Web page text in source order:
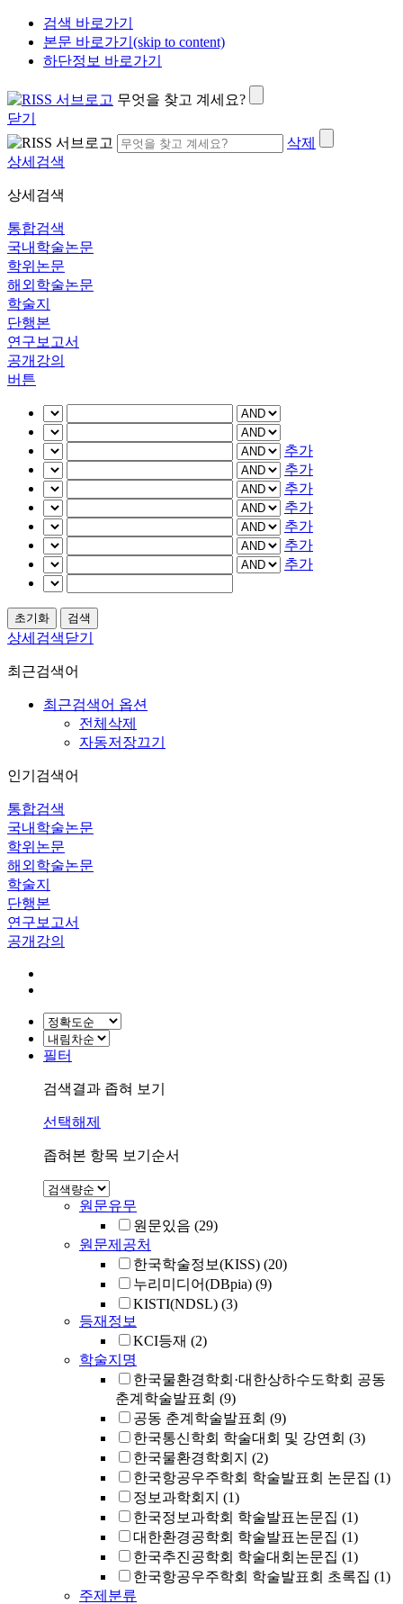
검색 바로가기
본문 바로가기(skip to content)
하단정보 바로가기
무엇을 찾고 계세요?
닫기
삭제
상세검색
상세검색
통합검색
국내학술논문
학위논문
해외학술논문
학술지
단행본
연구보고서
공개강의
버튼
추가
추가
추가
추가
추가
추가
추가
상세검색닫기
최근검색어
최근검색어 옵션
전체삭제
자동저장끄기
인기검색어
통합검색
국내학술논문
학위논문
해외학술논문
학술지
단행본
연구보고서
공개강의
필터
검색결과 좁혀 보기
선택해제
좁혀본 항목 보기순서
원문유무
원문있음 (29)
원문제공처
한국학술정보(KISS) (20)
누리미디어(DBpia) (9)
KISTI(NDSL) (3)
등재정보
KCI등재 (2)
학술지명
한국물환경학회·대한상하수도학회 공동
춘계학술발표회 (9)
공동 춘계학술발표회 (9)
한국통신학회 학술대회 및 강연회 (3)
한국물환경학회지 (2)
한국항공우주학회 학술발표회 논문집 (1)
정보과학회지 (1)
한국정보과학회 학술발표논문집 (1)
대한환경공학회 학술발표논문집 (1)
한국추진공학회 학술대회논문집 (1)
한국항공우주학회 학술발표회 초록집 (1)
주제분류